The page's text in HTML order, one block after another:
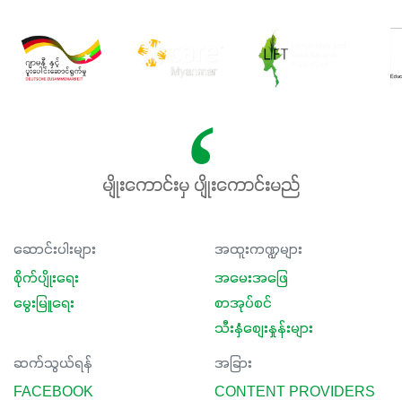
မျိုးကောင်းမှ ပျိုးကောင်းမည်
ဆောင်းပါးများ
စိုက်ပျိုးရေး
မွေးမြူရေး
အထူးကဏ္ဍများ
အမေးအဖြေ
စာအုပ်စင်
သီးနှံစျေးနှုန်းများ
ဆက်သွယ်ရန်
FACEBOOK
အခြား
CONTENT PROVIDERS